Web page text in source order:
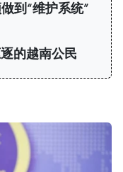
到“维护系统”
的越南公民